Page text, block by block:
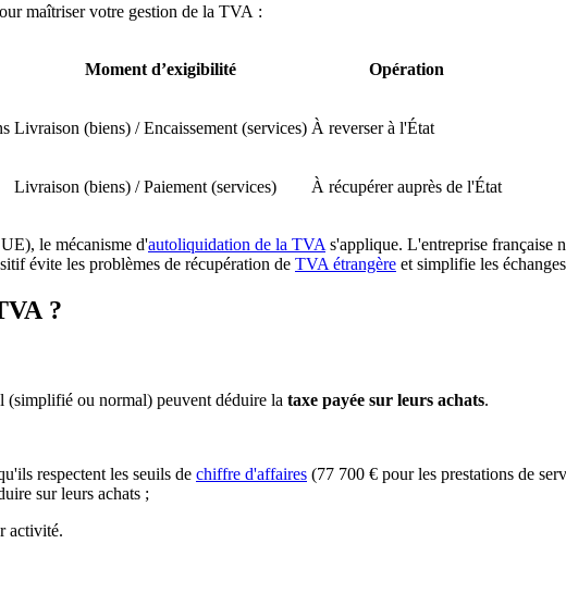
maîtriser votre gestion de la TVA :
Moment d’exigibilité Opération
Livraison (biens) / Encaissement (services) À reverser à l'État
Livraison (biens) / Paiement (services) À récupérer auprès de l'État
le mécanisme d'autoliquidation de la TVA s'applique. L'entreprise française
évite les problèmes de récupération de TVA étrangère et simplifie les
?
(simplifié ou normal) peuvent déduire la taxe payée sur leurs achats.
respectent les seuils de chiffre d'affaires (77 700 € pour les prestations de
sur leurs achats ;
activité.